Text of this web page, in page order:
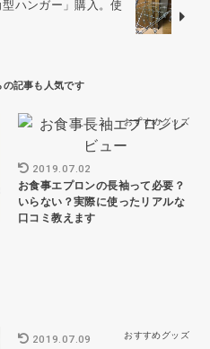
ハンガー」購入。使
おすすめグッズ
2019.07.02
お食事エプロンの長袖って必要？
いらない？実際に使ったリアルな
口コミ教えます
おすすめグッズ
2019.07.09